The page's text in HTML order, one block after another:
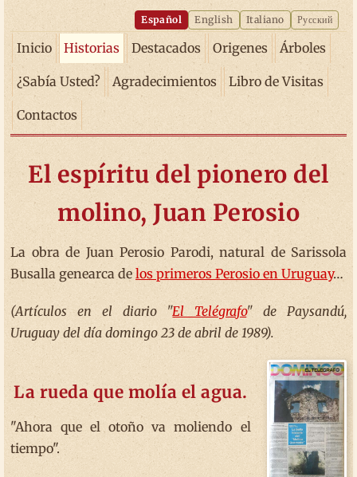
Español English Italiano Русский
Inicio Historias Destacados Origenes Árboles
¿Sabía Usted? Agradecimientos Libro de Visitas
Contactos
El espíritu del pionero del
molino, Juan Perosio
La obra de Juan Perosio Parodi, natural de Sarissola
Busalla genearca delos primeros Perosio en Uruguay…
(Artículos en el diario "El Telégrafo" de Paysandú,
Uruguay del día domingo 23 de abril de 1989).
La rueda que molía el agua.
"Ahora que el otoño va moliendo el
tiempo".